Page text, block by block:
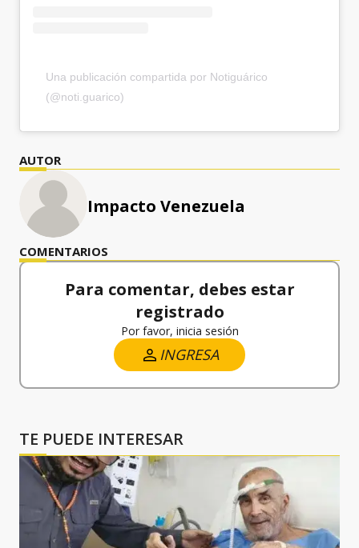
Una publicación compartida por Notiguárico
(@noti.guarico)
AUTOR
Impacto Venezuela
COMENTARIOS
Para comentar, debes estar
registrado
Por favor, inicia sesión
INGRESA
TE PUEDE INTERESAR